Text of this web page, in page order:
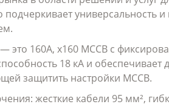
универсальность
это 160A, x160 MCCB с
18 кА и обеспечивает
защитить настройки MCCB.
жесткие кабели 95 мм²,